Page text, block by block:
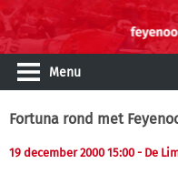
Menu
Fortuna rond met
19 december 2000 15:00 - De